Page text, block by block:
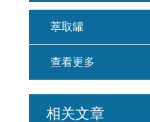
萃取罐
查看更多
相关文章